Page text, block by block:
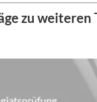
zu weiteren